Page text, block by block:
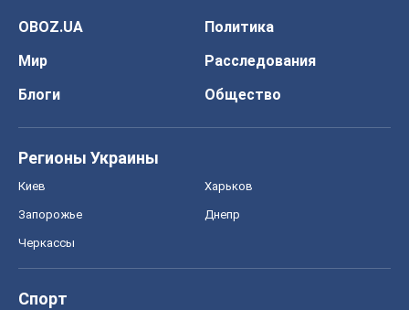
OBOZ.UA
Политика
Мир
Расследования
Блоги
Общество
Регионы Украины
Киев Харьков
Запорожье Днепр
Черкассы
Спорт